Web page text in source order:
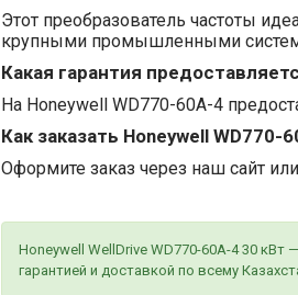
Этот преобразователь частоты
крупными промышленными
Какая гарантия
На Honeywell WD770-60A-4
Как заказать Honeywell WD770-
Оформите заказ через наш сайт
Honeywell WellDrive WD770-60A-4 30
гарантией и доставкой по всему